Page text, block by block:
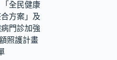
全民健康
方案」及
門診加強
照護計畫